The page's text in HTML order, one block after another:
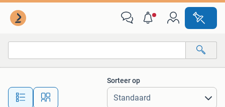
Alle afstanden…
Sorteer op